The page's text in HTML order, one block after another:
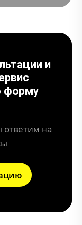
и
форму
ответим на